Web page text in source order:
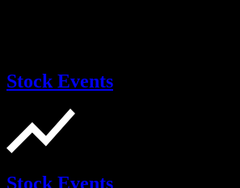
Stock Events
Stock Events